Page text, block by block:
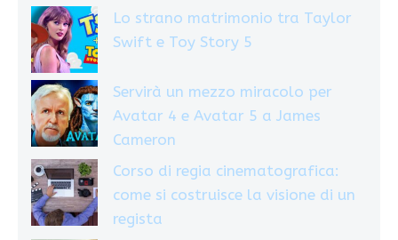
Lo strano matrimonio tra Taylor
Swift e Toy Story 5
Servirà un mezzo miracolo per
Avatar 4 e Avatar 5 a James
Cameron
Corso di regia cinematografica:
come si costruisce la visione di un
regista